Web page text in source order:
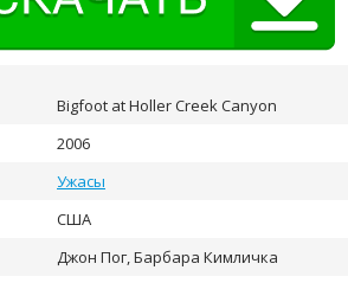
Bigfoot at Holler Creek Canyon
2006
Ужасы
США
Джон Пог, Барбара Кимличка